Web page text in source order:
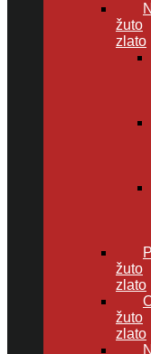
žuto
zlato
žuto
zlato
žuto
zlato